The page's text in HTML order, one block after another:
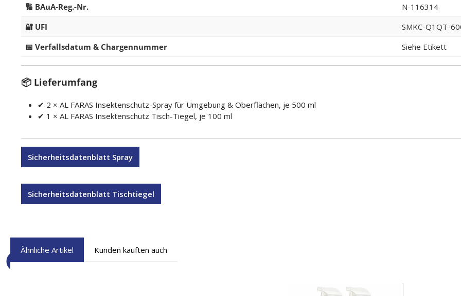
🔢 BAuA-Reg.-Nr.
N-116314
🔐 UFI
SMKC-Q1QT-
📅 Verfallsdatum & Chargennummer
Siehe Etikett
📦 Lieferumfang
✔ 2 × AL FARAS Insektenschutz-Spray für Umgebung & Oberflächen, je 500 ml
✔ 1 × AL FARAS Insektenschutz Tisch-Tiegel, je 100 ml
Sicherheitsdatenblatt Spray
Sicherheitsdatenblatt Tischtiegel
Ähnliche Artikel Kunden kauften auch